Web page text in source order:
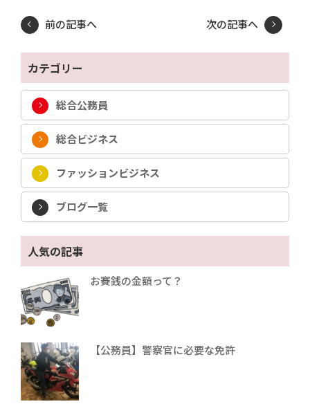
前の記事へ 次の記事へ
カテゴリー
総合公務員
総合ビジネス
ファッションビジネス
ブログ一覧
人気の記事
お賽銭の金額って？
【公務員】警察官に必要な免許